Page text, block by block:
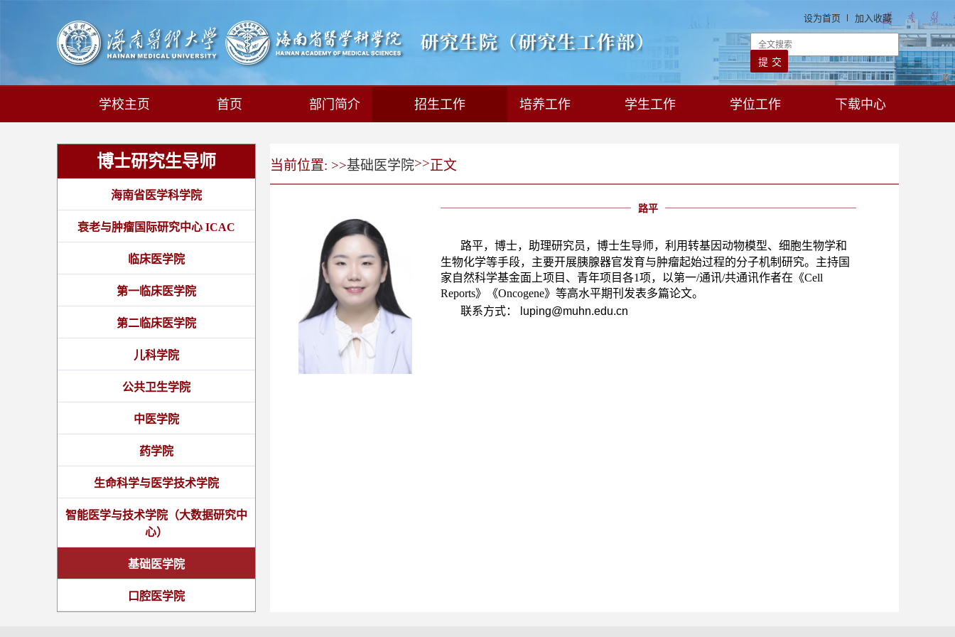
设为首页 加入收藏
学校主页 首页 部门简介 招生工作 培养工作 学生工作 学位工作 下载中心
博士研究生导师
海南省医学科学院
衰老与肿瘤国际研究中心 ICAC
临床医学院
第一临床医学院
第二临床医学院
儿科学院
公共卫生学院
中医学院
药学院
生命科学与医学技术学院
智能医学与技术学院（大数据研究中
心）
基础医学院
口腔医学院
当前位置: >>基础医学院>>正文
路平
路平，博士，助理研究员，博士生导师， 利用转基因动物模型、细胞生物学和
生物化学等手段，主要开展胰腺器官发育与肿瘤起始过程的分子机制研究。主持国
家自然科学基金面上项目、青年项目各1项，以第一/通讯/共通讯作者在《Cell
Reports》《Oncogene》等高水平期刊发表多篇论文。
联系方式：
luping@muhn.edu.cn